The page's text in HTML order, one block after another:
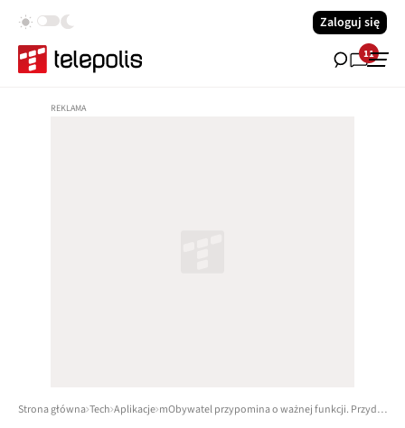
Zaloguj się
11
Strona główna Tech Aplikacje mObywatel przypomina o ważnej funkcji. Przyda się zimą